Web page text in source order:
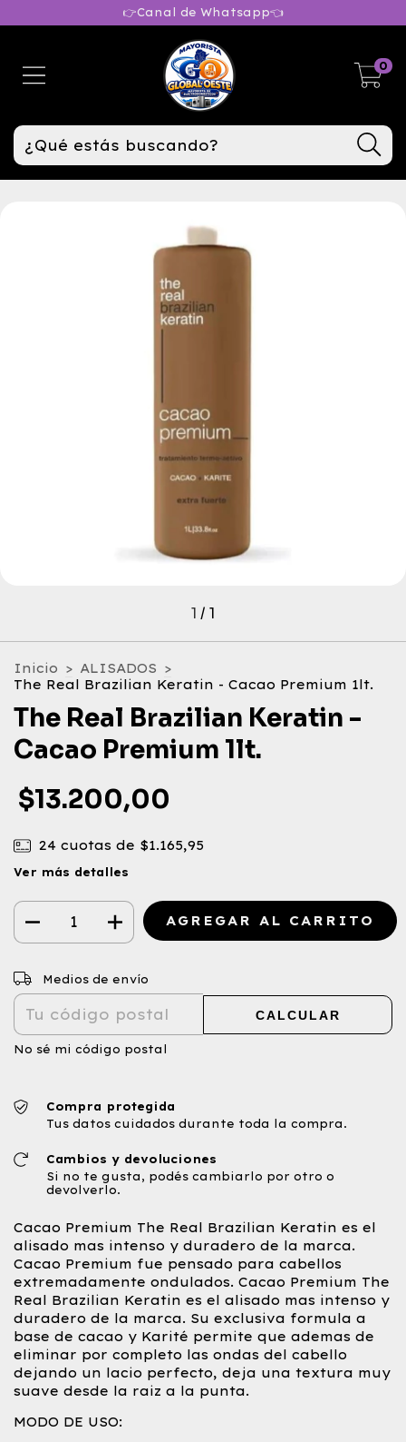
👉Canal de Whatsapp👈
0
1 / 1
Inicio > ALISADOS >
The Real Brazilian Keratin - Cacao Premium 1lt.
The Real Brazilian Keratin -
Cacao Premium 1lt.
$13.200,00
24 cuotas de $1.165,95
Ver más detalles
Entregas para el CP:
Medios de envío
CALCULAR
No sé mi código postal
Compra protegida
Tus datos cuidados durante toda la compra.
Cambios y devoluciones
Si no te gusta, podés cambiarlo por otro o
devolverlo.
Cacao Premium The Real Brazilian Keratin es el
alisado mas intenso y duradero de la marca.
Cacao Premium fue pensado para cabellos
extremadamente ondulados. Cacao Premium The
Real Brazilian Keratin es el alisado mas intenso y
duradero de la marca. Su exclusiva formula a
base de cacao y Karité permite que ademas de
eliminar por completo las ondas del cabello
dejando un lacio perfecto, deja una textura muy
suave desde la raiz a la punta.
MODO DE USO: